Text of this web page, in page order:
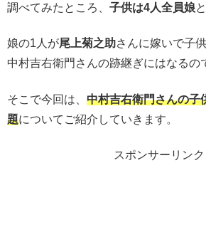
調べてみたところ、 子供は4人全員娘
娘の1人が尾上菊之助さんに嫁いで子
中村吉右衛門さんの跡継ぎにはなるの
そこで今回は、 中村吉右衛門さんの子
題についてご紹介していきます。
スポンサーリンク